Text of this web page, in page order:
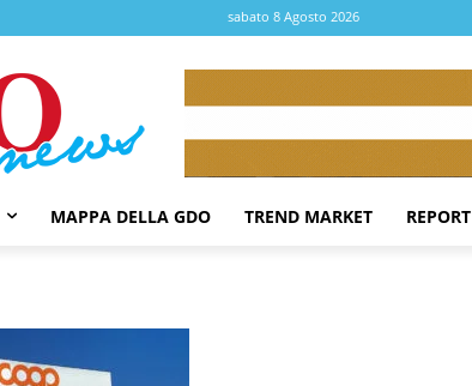
sabato 8 Agosto 2026
MAPPA DELLA GDO TREND MARKET